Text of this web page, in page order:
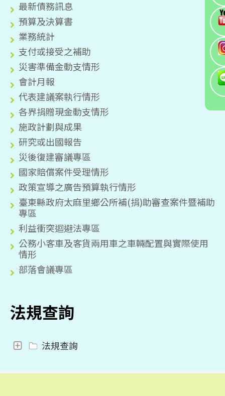
最新債務訊息
預算及決算書
業務統計
支付或接受之補助
災害準備金動支情形
會計月報
代表建議案執行情形
各界捐贈現金動支情形
施政計劃與成果
研究或出國報告
災後復建審議專區
國家賠償案件受理情形
政策宣導之廣告預算執行情形
臺東縣政府太麻里鄉公所補(捐)助審查案件暨補助
專區
利益衝突迴避法專區
公務小客車及客貨兩用車之車輛配置與實際使用
情形
部落會議專區
法規查詢
法規查詢